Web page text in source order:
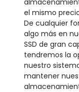
el mismo
De cualquier
algo más en
SSD de gran
tendremos la
nuestro
mantener